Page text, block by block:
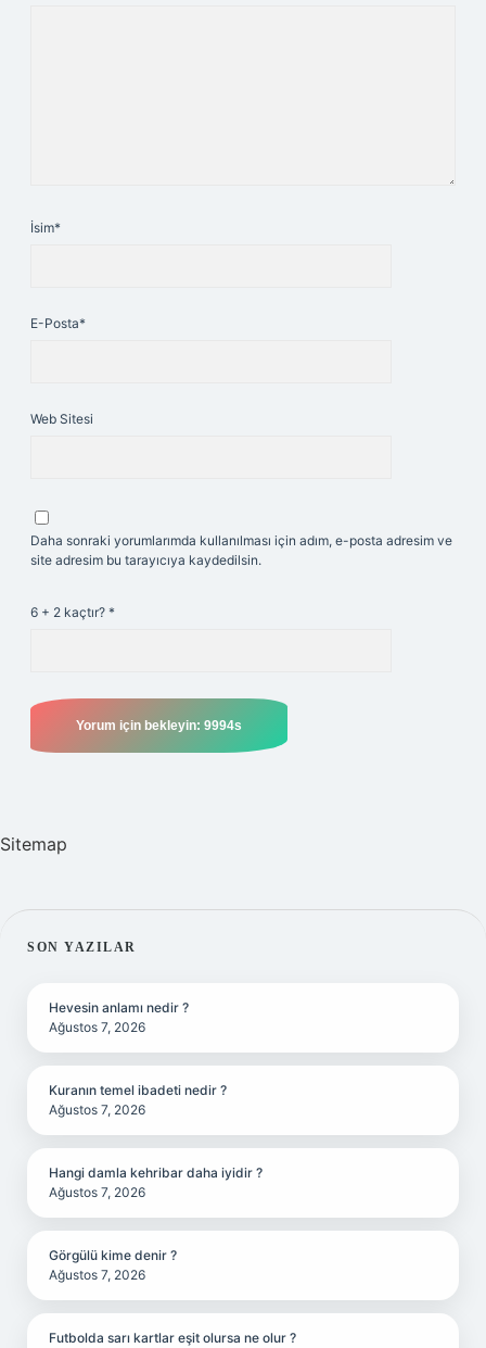
İsim*
E-Posta*
Web Sitesi
Daha sonraki yorumlarımda kullanılması için adım, e-posta adresim ve
site adresim bu tarayıcıya kaydedilsin.
6 + 2 kaçtır? *
Sitemap
SIDEBAR
SON YAZILAR
Hevesin anlamı nedir ?
Ağustos 7, 2026
Kuranın temel ibadeti nedir ?
Ağustos 7, 2026
Hangi damla kehribar daha iyidir ?
Ağustos 7, 2026
Görgülü kime denir ?
Ağustos 7, 2026
Futbolda sarı kartlar eşit olursa ne olur ?